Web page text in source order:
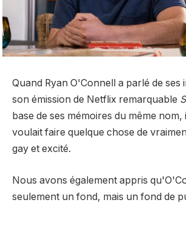
Quand Ryan O'Connell a parlé de
son émission de Netflix remarquable
base de ses mémoires du même nom,
voulait faire quelque chose de
gay et excité.
Nous avons également appris
seulement un fond, mais un fond de